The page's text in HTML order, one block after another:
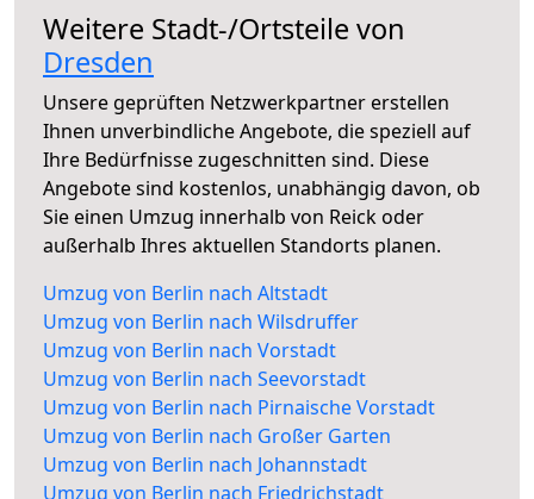
Weitere Stadt-/Ortsteile von
Dresden
Unsere geprüften Netzwerkpartner erstellen
Ihnen unverbindliche Angebote, die speziell auf
Ihre Bedürfnisse zugeschnitten sind. Diese
Angebote sind kostenlos, unabhängig davon, ob
Sie einen Umzug innerhalb von Reick oder
außerhalb Ihres aktuellen Standorts planen.
Umzug von Berlin nach Altstadt
Umzug von Berlin nach Wilsdruffer
Umzug von Berlin nach Vorstadt
Umzug von Berlin nach Seevorstadt
Umzug von Berlin nach Pirnaische Vorstadt
Umzug von Berlin nach Großer Garten
Umzug von Berlin nach Johannstadt
Umzug von Berlin nach Friedrichstadt